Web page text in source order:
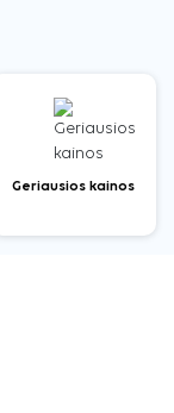
Geriausios kainos